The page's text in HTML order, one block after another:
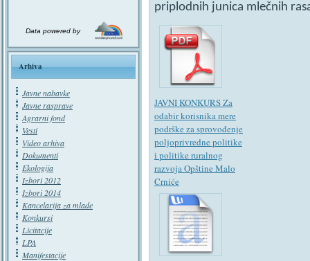
Data powered by
Arhiva
Javne nabavke
Javne rasprave
Agrarni fond
Vesti
Video arhiva
Dokumenti
Ekologija
Izbori 2012
Izbori 2014
Kancelarija za mlade
Konkursi
Licitacije
LPA
Manifestacije
priplodnih junica mlečnih
JAVNI KONKURS Za
odabir korisnika mere
podrške za sprovođenje
poljoprivredne politike
i politike ruralnog
razvoja Opštine Malo
Crniće